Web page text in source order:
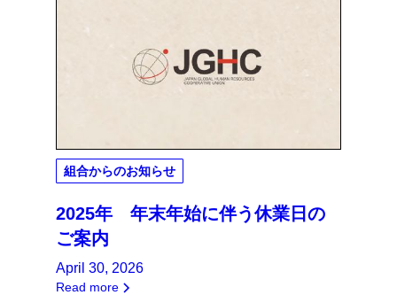
組合からのお知らせ
2025年 年末年始に伴う休業日の
ご案内
April 30, 2026
Read more